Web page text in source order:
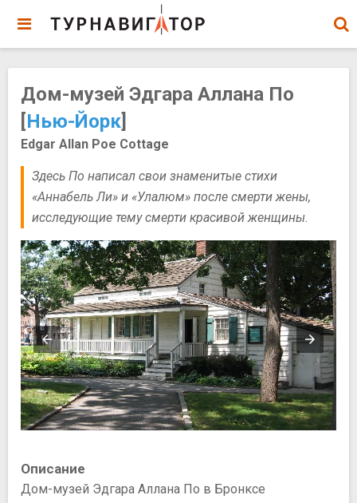
Дом-музей Эдгара Аллана По
[Нью-Йорк]
Edgar Allan Poe Cottage
Здесь По написал свои знаменитые стихи
«Аннабель Ли» и «Улалюм» после смерти жены,
исследующие тему смерти красивой женщины.
Описание
Дом-музей Эдгара Аллана По в Бронксе